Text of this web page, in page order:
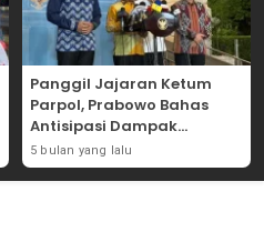
Panggil Jajaran Ketum
Parpol, Prabowo Bahas
Antisipasi Dampak
Geopolitik Dunia Usia
Konflik Iran-AS
5 bulan yang lalu